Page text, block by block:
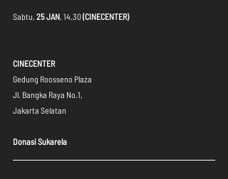
Sabtu, 25 JAN , 14.30 (CINECENTER)
CINECENTER
Gedung Roosseno Plaza
Jl. Bangka Raya No.1,
Jakarta Selatan
Donasi Sukarela